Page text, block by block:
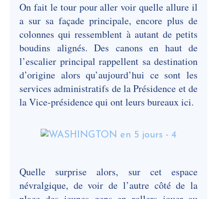
On fait le tour pour aller voir quelle allure il
a sur sa façade principale, encore plus de
colonnes qui ressemblent à autant de petits
boudins alignés. Des canons en haut de
l’escalier principal rappellent sa destination
d’origine alors qu’aujourd’hui ce sont les
services administratifs de la Présidence et de
la Vice-présidence qui ont leurs bureaux ici.
Quelle surprise alors, sur cet espace
névralgique, de voir de l’autre côté de la